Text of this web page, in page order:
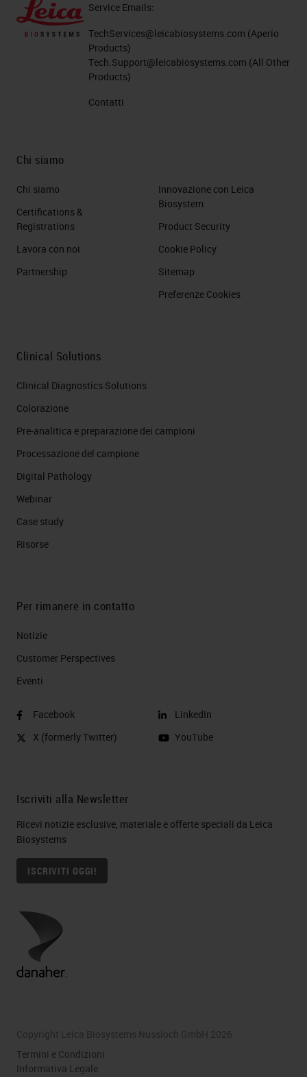
Service Emails:
TechServices@leicabiosystems.com (Aperio
Products)
Tech.Support@leicabiosystems.com (All Other
Products)
Contatti
Chi siamo
Chi siamo
Certifications &
Registrations
Lavora con noi
Partnership
Innovazione con Leica
Biosystem
Product Security
Cookie Policy
Sitemap
Preferenze Cookies
Clinical Solutions
Clinical Diagnostics Solutions
Colorazione
Pre-analitica e preparazione dei campioni
Processazione del campione
Digital Pathology
Webinar
Case study
Risorse
Per rimanere in contatto
Notizie
Customer Perspectives​
Eventi
Facebook
X (formerly Twitter)
LinkedIn
YouTube
Iscriviti alla Newsletter
Ricevi notizie esclusive, materiale e offerte speciali da Leica
Biosystems
ISCRIVITI OGGI!
Copyright Leica Biosystems Nussloch GmbH 2026
Termini e Condizioni
Informativa Legale